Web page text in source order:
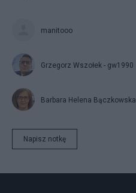
manitooo
Grzegorz Wszołek - gw1990
Barbara Helena Bączkowska
Napisz notkę